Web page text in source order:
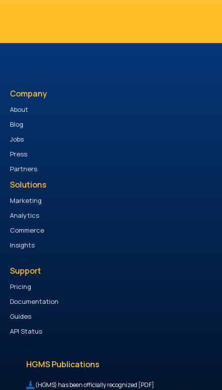
Company
About
Blog
Jobs
Press
Partners
Solutions
Marketing
Analytics
Commerce
Insights
Support
Pricing
Documentation
Guides
API Status
HGMS Publications
(HGMS) has been officially recognized [PDF]